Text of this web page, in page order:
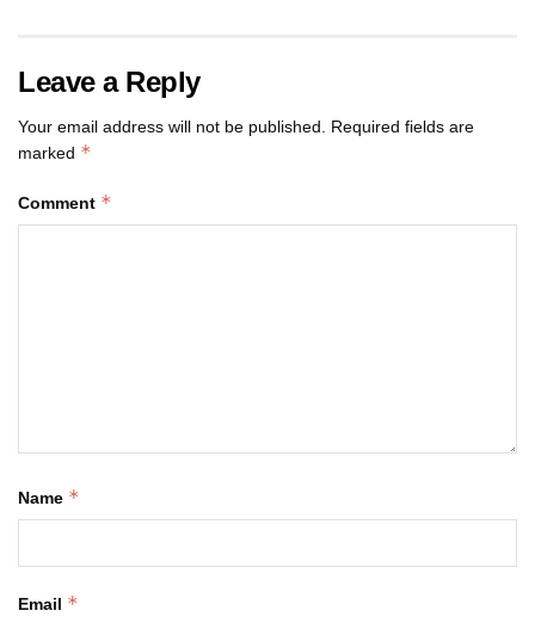
Leave a Reply
Your email address will not be published. Required fields are
marked *
Comment *
Name *
Email *